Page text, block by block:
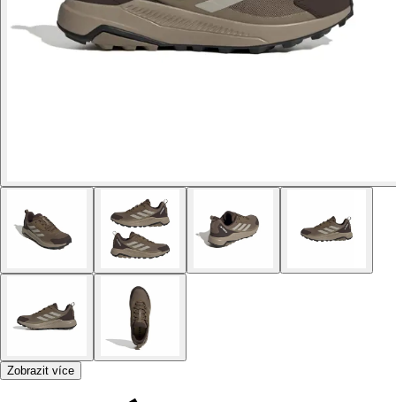
Zobrazit více